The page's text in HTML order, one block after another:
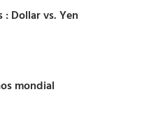
: Dollar vs. Yen
mondial